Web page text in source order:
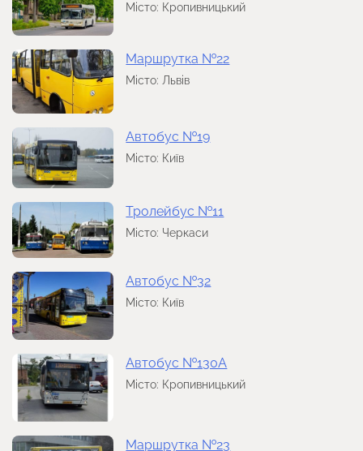
Місто: Кропивницький
Маршрутка №22
Місто: Львів
Автобус №19
Місто: Київ
Тролейбус №11
Місто: Черкаси
Автобус №32
Місто: Київ
Автобус №130А
Місто: Кропивницький
Маршрутка №23